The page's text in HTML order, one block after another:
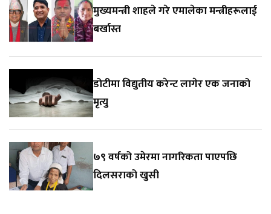
मुख्यमन्त्री शाहले गरे एमालेका मन्त्रीहरूलाई
बर्खास्त
डोटीमा विद्युतीय करेन्ट लागेर एक जनाको
मृत्यु
७९ वर्षको उमेरमा नागरिकता पाएपछि
दिलसराको खुसी